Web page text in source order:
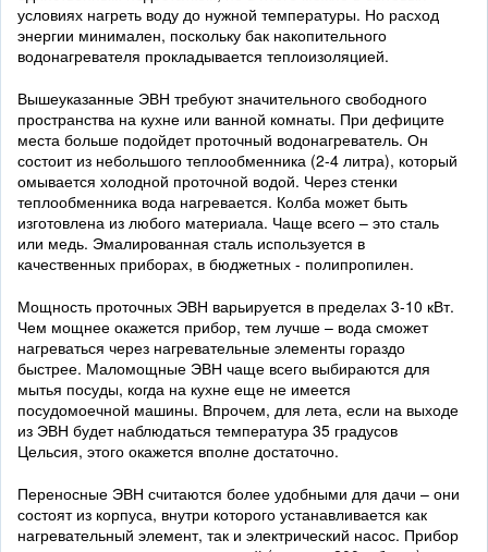
условиях нагреть воду до нужной температуры. Но расход
энергии минимален, поскольку бак накопительного
водонагревателя прокладывается теплоизоляцией.
Вышеуказанные ЭВН требуют значительного свободного
пространства на кухне или ванной комнаты. При дефиците
места больше подойдет проточный водонагреватель. Он
состоит из небольшого теплообменника (2-4 литра), который
омывается холодной проточной водой. Через стенки
теплообменника вода нагревается. Колба может быть
изготовлена из любого материала. Чаще всего – это сталь
или медь. Эмалированная сталь используется в
качественных приборах, в бюджетных - полипропилен.
Мощность проточных ЭВН варьируется в пределах 3-10 кВт.
Чем мощнее окажется прибор, тем лучше – вода сможет
нагреваться через нагревательные элементы гораздо
быстрее. Маломощные ЭВН чаще всего выбираются для
мытья посуды, когда на кухне еще не имеется
посудомоечной машины. Впрочем, для лета, если на выходе
из ЭВН будет наблюдаться температура 35 градусов
Цельсия, этого окажется вполне достаточно.
Переносные ЭВН считаются более удобными для дачи – они
состоят из корпуса, внутри которого устанавливается как
нагревательный элемент, так и электрический насос. Прибор